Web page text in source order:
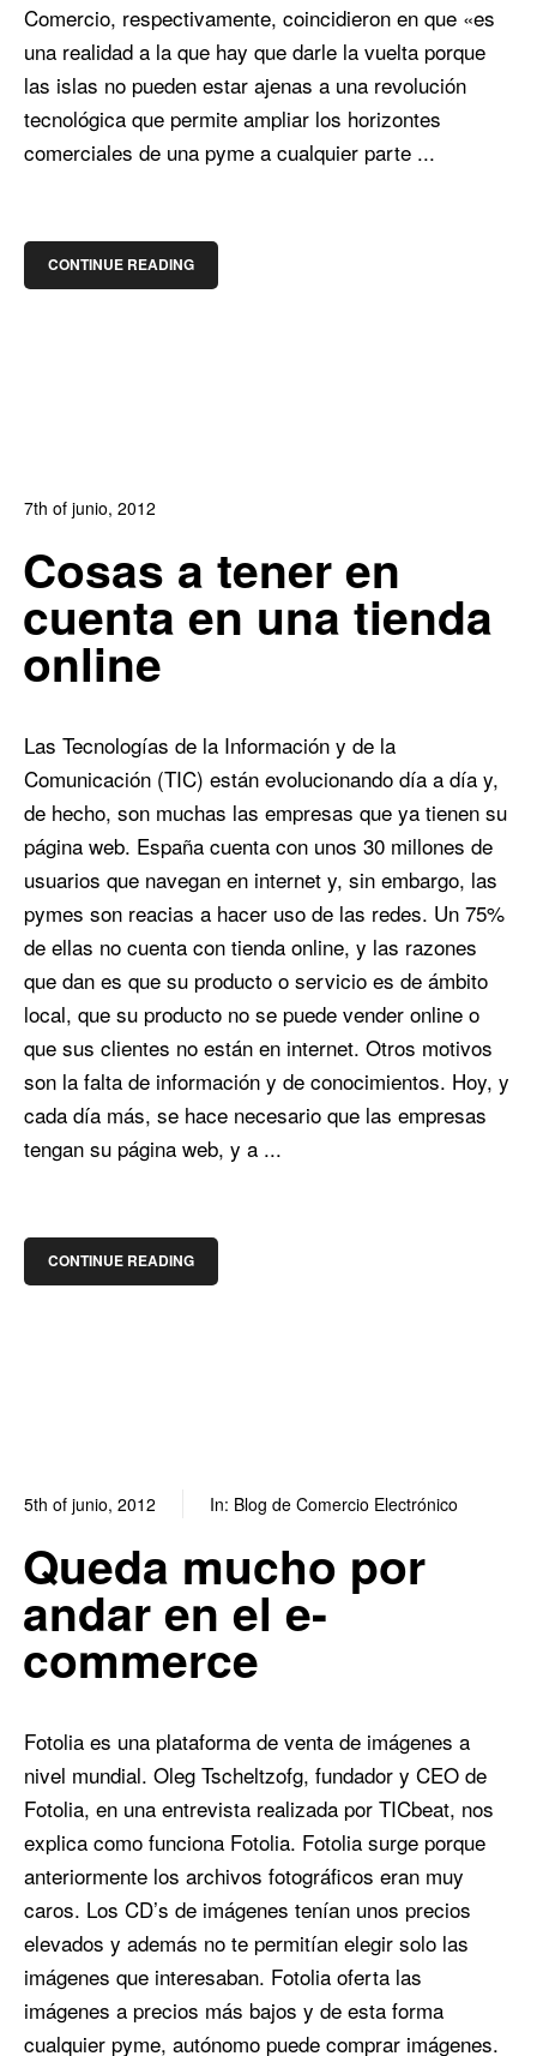
Comercio, respectivamente, coincidieron en que «es
una realidad a la que hay que darle la vuelta porque
las islas no pueden estar ajenas a una revolución
tecnológica que permite ampliar los horizontes
comerciales de una pyme a cualquier parte ...
CONTINUE READING
7th of junio, 2012
0
1
Cosas a tener en
cuenta en una tienda
online
Las Tecnologías de la Información y de la
Comunicación (TIC) están evolucionando día a día y,
de hecho, son muchas las empresas que ya tienen su
página web. España cuenta con unos 30 millones de
usuarios que navegan en internet y, sin embargo, las
pymes son reacias a hacer uso de las redes. Un 75%
de ellas no cuenta con tienda online, y las razones
que dan es que su producto o servicio es de ámbito
local, que su producto no se puede vender online o
que sus clientes no están en internet. Otros motivos
son la falta de información y de conocimientos. Hoy, y
cada día más, se hace necesario que las empresas
tengan su página web, y a ...
CONTINUE READING
5th of junio, 2012 In: Blog de Comercio Electrónico
Queda mucho por
andar en el e-
commerce
Fotolia es una plataforma de venta de imágenes a
nivel mundial. Oleg Tscheltzofg, fundador y CEO de
Fotolia, en una entrevista realizada por TICbeat, nos
explica como funciona Fotolia. Fotolia surge porque
anteriormente los archivos fotográficos eran muy
caros. Los CD’s de imágenes tenían unos precios
elevados y además no te permitían elegir solo las
imágenes que interesaban. Fotolia oferta las
imágenes a precios más bajos y de esta forma
cualquier pyme, autónomo puede comprar imágenes.